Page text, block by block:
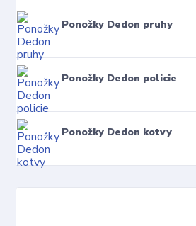
Ponožky Dedon pruhy
Ponožky Dedon policie
Ponožky Dedon kotvy